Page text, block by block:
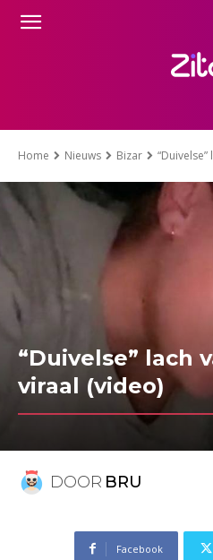
Home Nieuws Bizar
“Duivelse” lach
viraal (video)
DOOR BRU
Facebook